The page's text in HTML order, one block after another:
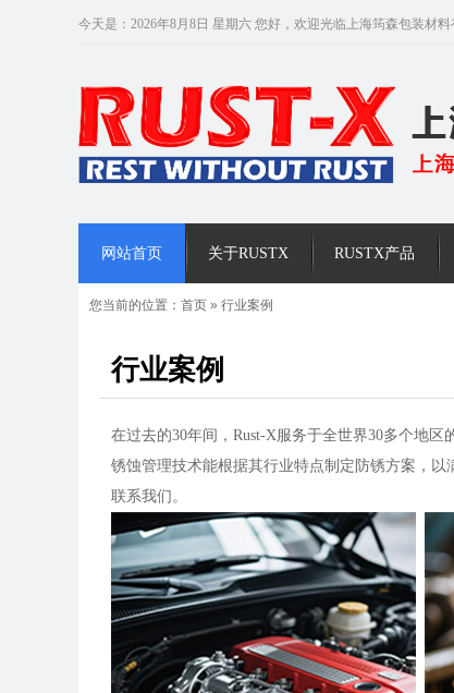
今天是：2026年8月8日 星期六 您好，欢迎光临上海筠森包装材料
网站首页 关于RUSTX RUSTX产品
您当前的位置： 首页 » 行业案例
行业案例
在过去的30年间，Rust-X服务于全世界30多个地
锈蚀管理技术能根据其行业特点制定防锈方案，
联系我们。